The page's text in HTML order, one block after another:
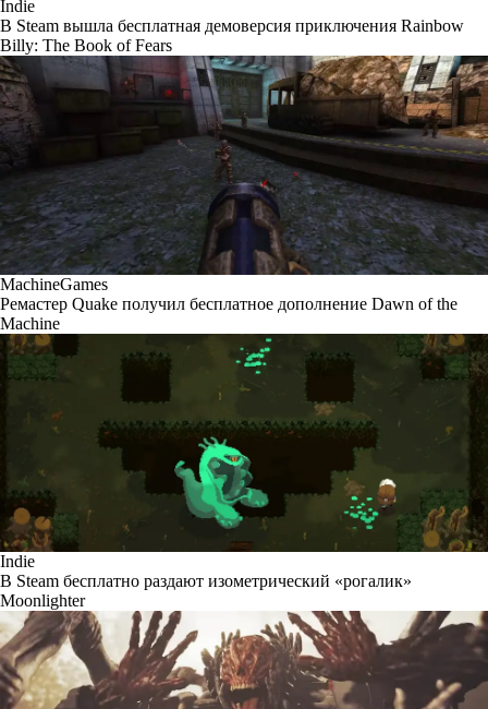
Indie
В Steam вышла бесплатная демоверсия приключения Rainbow
Billy: The Book of Fears
MachineGames
Ремастер Quake получил бесплатное дополнение Dawn of the
Machine
Indie
В Steam бесплатно раздают изометрический «рогалик»
Moonlighter